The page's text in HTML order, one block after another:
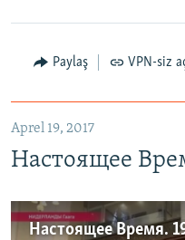
Paylaş VPN-siz
Aprel 19, 2017
Настоящее
Настоящее Время.